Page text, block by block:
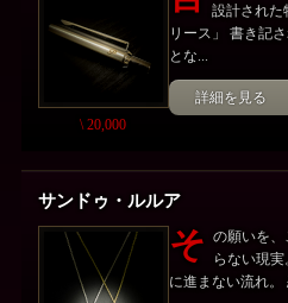
\ 20,000
設計された
リース」 書き記
とな...
詳細を見る
サンドゥ・ルルア
そ の願いを
らない現
に進まない流れ。